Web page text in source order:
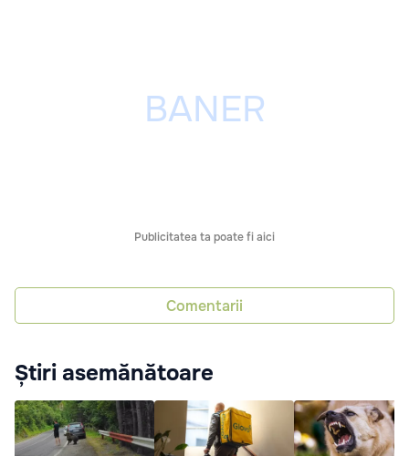
Publicitatea ta poate fi aici
Comentarii
Știri asemănătoare